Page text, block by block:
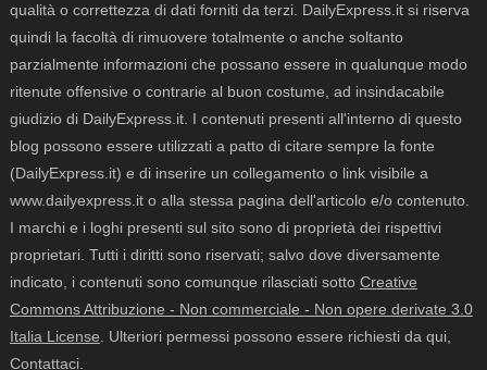
qualità o correttezza di dati forniti da terzi. DailyExpress.it si riserva
quindi la facoltà di rimuovere totalmente o anche soltanto
parzialmente informazioni che possano essere in qualunque modo
ritenute offensive o contrarie al buon costume, ad insindacabile
giudizio di DailyExpress.it. I contenuti presenti all'interno di questo
blog possono essere utilizzati a patto di citare sempre la fonte
(DailyExpress.it) e di inserire un collegamento o link visibile a
www.dailyexpress.it o alla stessa pagina dell'articolo e/o contenuto.
I marchi e i loghi presenti sul sito sono di proprietà dei rispettivi
proprietari. Tutti i diritti sono riservati; salvo dove diversamente
indicato, i contenuti sono comunque rilasciati sotto Creative
Commons Attribuzione - Non commerciale - Non opere derivate 3.0
Italia License. Ulteriori permessi possono essere richiesti da qui,
Contattaci.